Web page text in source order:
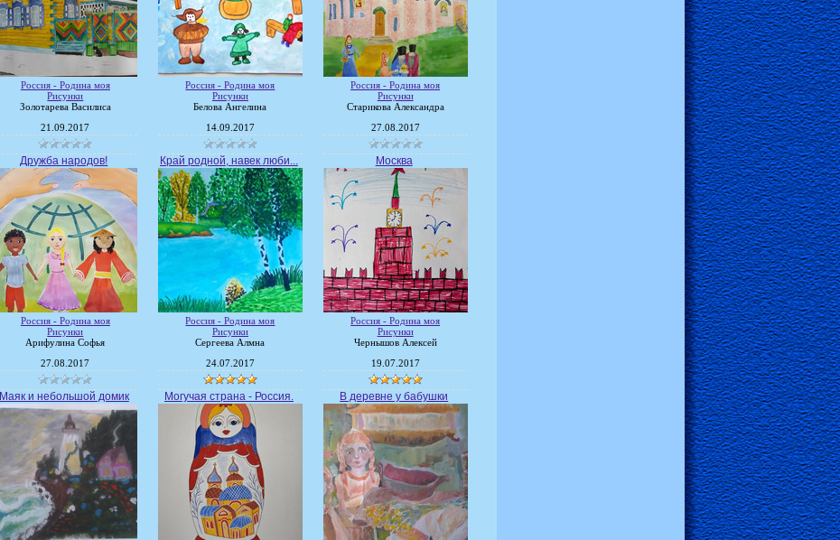
Россия - Родина моя
Рисунки
Золотарева Василиса
21.09.2017
Россия - Родина моя
Рисунки
Белова Ангелина
14.09.2017
Россия - Родина моя
Рисунки
Старикова Александра
27.08.2017
Дружба народов!
Россия - Родина моя
Рисунки
Арифулина Софья
27.08.2017
Край родной, навек люби...
Россия - Родина моя
Рисунки
Сергеева Алмна
24.07.2017
Москва
Россия - Родина моя
Рисунки
Чернышов Алексей
19.07.2017
Маяк и небольшой домик Могучая страна - Россия. В деревне у бабушки